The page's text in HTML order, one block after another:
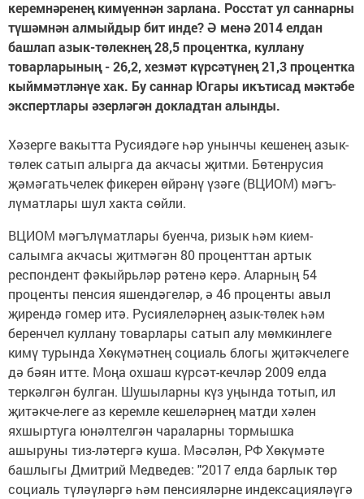
керемнәренең кимүеннән зарлана. Росстат ул саннарны
түшәмнән алмыйдыр бит инде? Ә менә 2014 елдан
башлап азык-төлекнең 28,5 процентка, куллану
товарларының - 26,2, хезмәт күрсәтүнең 21,3 процентка
кыйммәтләнүе хак. Бу саннар Югары икътисад мәктәбе
экспертлары әзерләгән докладтан алынды.
Хәзерге вакытта Русия­дәге һәр унынчы кешенең азык-
төлек сатып алырга да акчасы җитми. Бөтен­ру­сия
җәмәгатьчелек фикерен өйрәнү үзәге (ВЦИОМ) мәгъ­
лүмат­лары шул хакта сөйли.
ВЦИОМ мәгълүматлары буенча, ризык һәм кием-
салымга акчасы җитмәгән 80 проценттан артык
респондент фәкыйрьләр рәтенә керә. Аларның 54
проценты пенсия яшендәгеләр, ә 46 проценты авыл
җирендә гомер итә. Русиялеләрнең азык-төлек һәм
беренчел куллану товарлары сатып алу мөмкинлеге
кимү турында Хөкүмәтнең социаль блогы җитәкчелеге
дә бәян итте. Моңа охшаш күр­сәт-кечләр 2009 елда
теркәлгән булган. Шушыларны күз уңында тотып, ил
җитәкче-леге аз керемле кеше­ләрнең матди хәлен
яхшыртуга юнәлтелгән чараларны тормышка
ашыруны тиз-ләтергә куша. Мәсәлән, РФ Хөкүмәте
башлыгы Дмитрий Медведев: "2017 елда барлык төр
социаль түләү­ләргә һәм пенсияләрне индек­сацияләүгә